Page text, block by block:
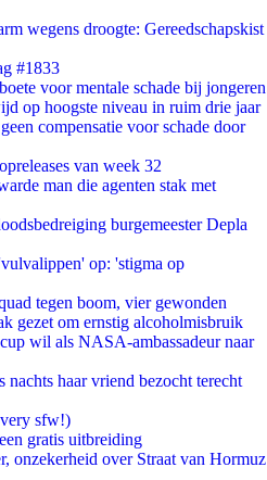
wegens droogte: Gereedschapskist
#1833
voor mentale schade bij jongeren
op hoogste niveau in ruim drie jaar
compensatie voor schade door
van week 32
man die agenten stak met
burgemeester Depla
op: 'stigma op
tegen boom, vier gewonden
gezet om ernstig alcoholmisbruik
wil als NASA-ambassadeur naar
nachts haar vriend bezocht terecht
sfw!)
gratis uitbreiding
onzekerheid over Straat van Hormuz